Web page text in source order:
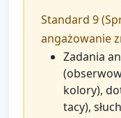
Standard 9
angażowanie
Zadania
kolory),
tacy),